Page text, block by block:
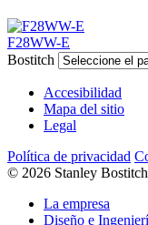
F28WW-E
Bostitch
Accesibilidad
Mapa del sitio
Legal
Política de privacidad
© 2026 Stanley Bostitch
La empresa
Diseño e